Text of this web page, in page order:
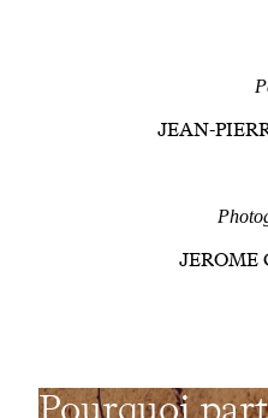
JEAN-
JEROME
Pourquoi